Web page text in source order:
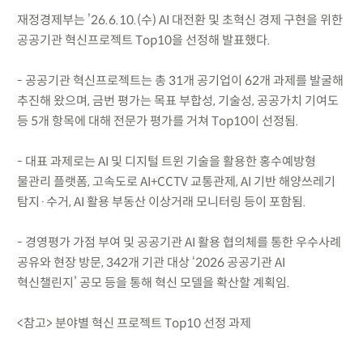
재정경제부는 ’26.6.10.(수) AI 대전환 및 초혁신 경제 구현을 위한
공공기관 혁신프로젝트 Top10을 선정해 발표했다.
- 공공기관 혁신프로젝트는 총 31개 공기업이 62개 과제를 발굴해
추진해 왔으며, 금번 평가는 목표 부합성, 기술성, 공공가치 기여도
등 5개 항목에 대해 전문가 평가를 거쳐 Top10이 선정됨.
- 대표 과제로는 AI 및 디지털 트윈 기술을 활용한 홍수예방형
물관리 플랫폼, 고속도로 AI+CCTV 교통관제, AI 기반 해양쓰레기
탐지·수거, AI 활용 부동산 이상거래 모니터링 등이 포함됨.
- 경영평가 가점 부여 및 공공기관 AI 활용 협의체를 통한 우수사례
공유와 현장 방문, 342개 기관 대상 ‘2026 공공기관 AI
혁신챌린지’ 공모 등을 통해 혁신 모델을 확산할 계획임.
<참고> 분야별 혁신 프로젝트 Top10 선정 과제